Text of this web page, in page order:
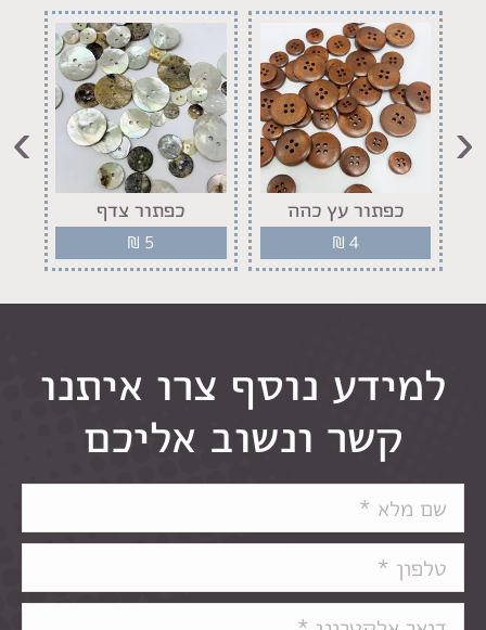
כפתור עץ כהה
₪ 4
כפתור צדף
₪ 5
‹
›
למידע נוסף צרו איתנו
קשר ונשוב אליכם